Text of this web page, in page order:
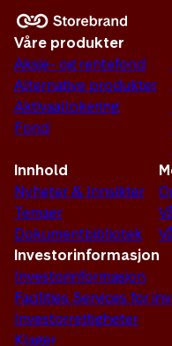
Våre produkter
Aksje- og rentefond
Alternative produkter
Aktivaallokering
Fond
Innhold
Nyheter & Innsikter
Temaer
Dokumentbibliotek
Investorinformasjon
Investorinformasjon
Facilities Services for
Investorrettigheter
Klager